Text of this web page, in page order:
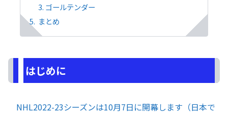
ゴールテンダー
まとめ
はじめに
NHL2022-23シーズンは10月7日に開幕します（日本で